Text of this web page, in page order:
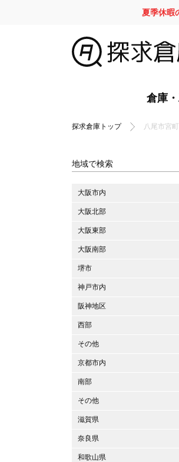
夏季休暇
倉庫
探求倉庫トップ 八尾市宮
地域で検索
大阪市内
大阪北部
大阪東部
大阪南部
堺市
神戸市内
阪神地区
西部
その他
京都市内
南部
その他
滋賀県
奈良県
和歌山県